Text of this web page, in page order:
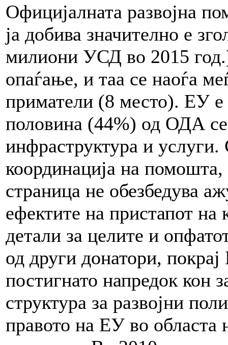
Официјалната развојна
ја добива значително е
милиони УСД во 2015
опаѓање, и таа се наоѓа
приматели (8 место). ЕУ е
половина (44%) од ОДА се
инфраструктура и
координација на помошта,
страница не обезбедува
ефектите на пристапот на
детали за целите и
од други донатори,
постигнато напредок кон
структура за развојни
правото на ЕУ во областа